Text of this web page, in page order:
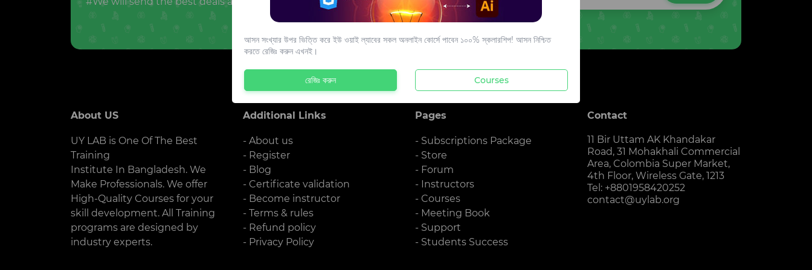
About US
UY LAB is One Of The Best
Training
Institute In Bangladesh. We
Make Professionals. We offer
High-Quality Courses for your
skill development. All Training
programs are designed by
industry experts.
Additional Links
- About us
- Register
- Blog
- Certificate validation
- Become instructor
- Terms & rules
- Refund policy
- Privacy Policy
Pages
- Subscriptions Package
- Store
- Forum
- Instructors
- Courses
- Meeting Book
- Support
- Students Success
Contact
11 Bir Uttam AK Khandakar
Road, 31 Mohakhali Commercial
Area, Colombia Super Market,
4th Floor, Wireless Gate, 1213
Tel: +8801958420252
contact@uylab.org
আসন সংখ্যার উপর ভিত্তি করে ইউ ওয়াই ল্যাবের সকল অনলাইন কোর্সে পাবেন ১০০% স্কলারশিপ! আসন নিশ্চিত
করতে রেজিঃ করুন এখনই।
রেজিঃ করুন Courses